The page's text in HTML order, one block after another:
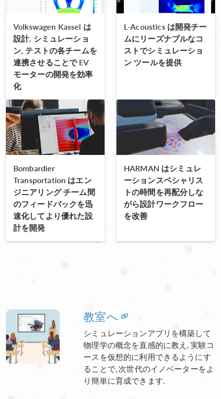
Volkswagen Kassel は
設計, シミュレーショ
ン, テストの各チームを
連携させることで EV
モーターの開発を効率
化
L-Acoustics は開発チー
ムにリーズナブルなコ
ストでシミュレーショ
ン ツールを提供
Bombardier
Transportation はエン
ジニアリング チーム間
のフィードバックを迅
速化してより優れた設
計を開発
HARMAN はシミュレ
ーションスペシャリス
トの時間を再配分しな
がら設計ワークフロー
を改善
教室へ
シミュレーションアプリを構築して
物理学の概念を直感的に教え, 実験コ
ースを仮想的に利用できるようにす
ることで, 次世代のイノベーターをよ
り簡単に育成できます.